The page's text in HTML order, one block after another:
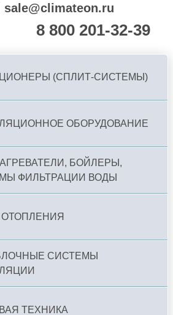
sale@climateon.ru
8 800 201-32-39
(СПЛИТ-СИСТЕМЫ)
ОБОРУДОВАНИЕ
БОЙЛЕРЫ,
ФИЛЬТРАЦИИ ВОДЫ
ОТОПЛЕНИЯ
СИСТЕМЫ
ТЕХНИКА